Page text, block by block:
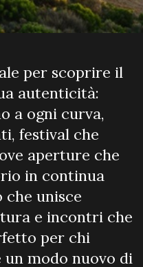
per scoprire il
autenticità:
a ogni curva,
festival che
aperture che
in continua
che unisce
e incontri che
per chi
modo nuovo di